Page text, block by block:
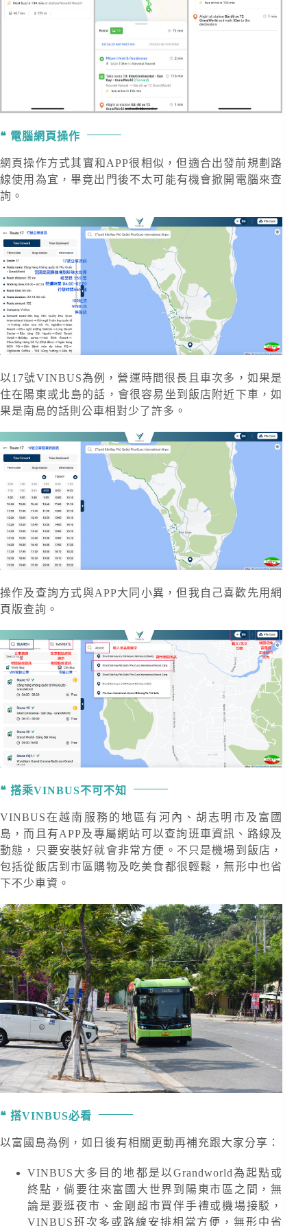
電腦網頁操作
網頁操作方式其實和APP很相似，但適合出發前規劃路
線使用為宜，畢竟出門後不太可能有機會掀開電腦來查
詢。
以17號VINBUS為例，營運時間很長且車次多，如果是
住在陽東或北島的話，會很容易坐到飯店附近下車，如
果是南島的話則公車相對少了許多。
操作及查詢方式與APP大同小異，但我自己喜歡先用網
頁版查詢。
搭乘VINBUS不可不知
VINBUS在越南服務的地區有河內、胡志明市及富國
島，而且有APP及專屬網站可以查詢班車資訊、路線及
動態，只要安裝好就會非常方便。不只是機場到飯店，
包括從飯店到市區購物及吃美食都很輕鬆，無形中也省
下不少車資。
搭VINBUS必看
以富國島為例，如日後有相關更動再補充跟大家分享：
VINBUS大多目的地都是以Grandworld為起點或
終點，倘要往來富國大世界到陽東市區之間，無
論是要逛夜市、金剛超市買伴手禮或機場接駁，
VINBUS班次多或路線安排相當方便，無形中省